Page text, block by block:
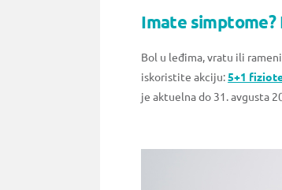
Imate simptome?
Bol u leđima, vratu ili
iskoristite akciju:5+1
je aktuelna do 31. avgusta